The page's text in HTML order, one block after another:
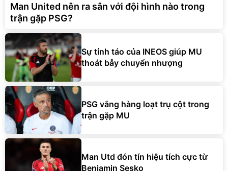
Man United nên ra sân với đội hình nào trong
trận gặp PSG?
Sự tỉnh táo của INEOS giúp MU
thoát bẫy chuyển nhượng
PSG vắng hàng loạt trụ cột trong
trận gặp MU
Man Utd đón tín hiệu tích cực từ
Benjamin Sesko